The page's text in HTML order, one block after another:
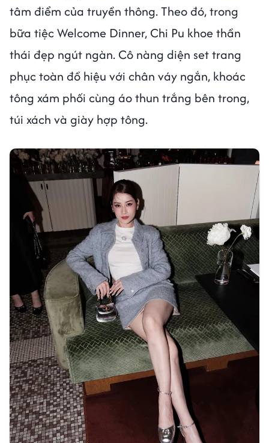
tâm điểm của truyền thông. Theo đó, trong
bữa tiệc Welcome Dinner, Chi Pu khoe thần
thái đẹp ngút ngàn. Cô nàng diện set trang
phục toàn đồ hiệu với chân váy ngắn, khoác
tông xám phối cùng áo thun trắng bên trong,
túi xách và giày hợp tông.